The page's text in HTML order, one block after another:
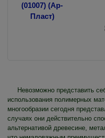
Невозможно представить
использования полимерных
многообразии сегодня
случаях они действительно
альтернативой древесине,